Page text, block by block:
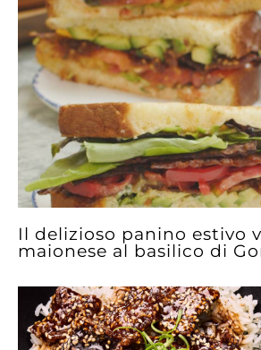
Il delizioso panino estivo
maionese al basilico di